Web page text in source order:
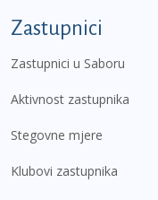
Zastupnici
Zastupnici u Saboru
Aktivnost zastupnika
Stegovne mjere
Klubovi zastupnika